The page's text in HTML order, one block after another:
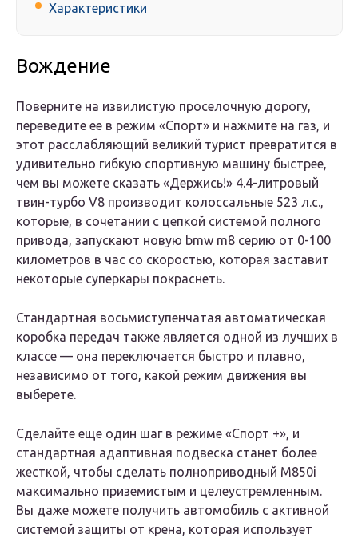
Характеристики
Вождение
Поверните на извилистую проселочную дорогу,
переведите ее в режим «Спорт» и нажмите на газ, и
этот расслабляющий великий турист превратится в
удивительно гибкую спортивную машину быстрее,
чем вы можете сказать «Держись!» 4.4-литровый
твин-турбо V8 производит колоссальные 523 л.с.,
которые, в сочетании с цепкой системой полного
привода, запускают новую bmw m8 серию от 0-100
километров в час со скоростью, которая заставит
некоторые суперкары покраснеть.
Стандартная восьмиступенчатая автоматическая
коробка передач также является одной из лучших в
классе — она ​​переключается быстро и плавно,
независимо от того, какой режим движения вы
выберете.
Сделайте еще один шаг в режиме «Спорт +», и
стандартная адаптивная подвеска станет более
жесткой, чтобы сделать полноприводный M850i ​​
максимально приземистым и целеустремленным.
Вы даже можете получить автомобиль с активной
системой защиты от крена, которая использует